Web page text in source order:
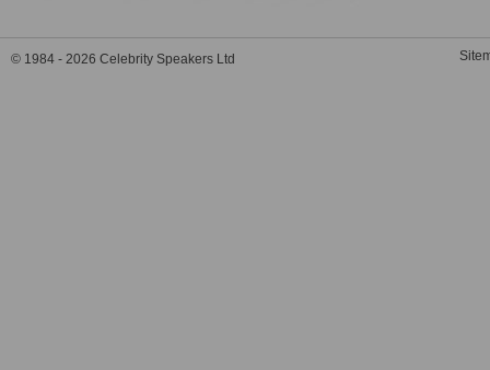
© 1984 - 2026 Celebrity Speakers Ltd